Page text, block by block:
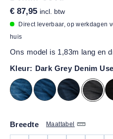
€ 87,95 incl. btw
Direct leverbaar, op werkdagen
huis
Ons model is 1,83m lang en
Kleur: Dark Grey Denim
Maattabel
Breedte